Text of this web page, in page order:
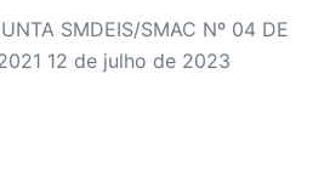
SMDEIS/SMAC Nº 04 DE
12 de julho de 2023